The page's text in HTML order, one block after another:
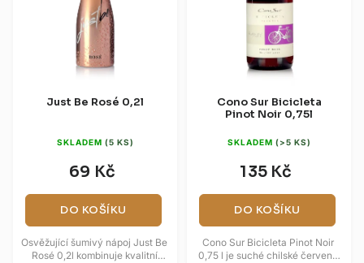
Just Be Rosé 0,2l
SKLADEM (5 KS)
69 Kč
DO KOŠÍKU
Osvěžující šumivý nápoj Just Be
Rosé 0,2l kombinuje kvalitní
Cono Sur Bicicleta
Pinot Noir 0,75l
SKLADEM (>5 KS)
135 Kč
DO KOŠÍKU
Cono Sur Bicicleta Pinot Noir
0,75 l je suché chilské červené